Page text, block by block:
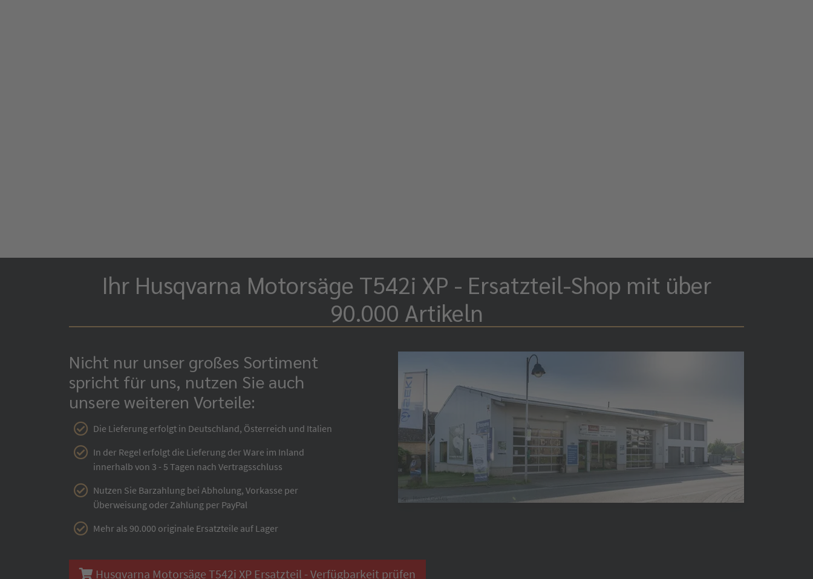
Ihr Husqvarna Motorsäge T542i XP - Ersatzteil-Shop mit über
90.000 Artikeln
Nicht nur unser großes Sortiment
spricht für uns, nutzen Sie auch
unsere weiteren Vorteile:
Die Lieferung erfolgt in Deutschland, Österreich und Italien
In der Regel erfolgt die Lieferung der Ware im Inland
innerhalb von 3 - 5 Tagen nach Vertragsschluss
Nutzen Sie Barzahlung bei Abholung, Vorkasse per
Überweisung oder Zahlung per PayPal
Mehr als 90.000 originale Ersatzteile auf Lager
Husqvarna Motorsäge T542i XP Ersatzteil - Verfügbarkeit prüfen